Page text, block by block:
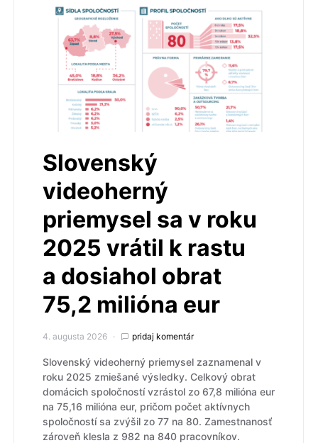
Slovenský
videoherný
priemysel sa v roku
2025 vrátil k rastu
a dosiahol obrat
75,2 milióna eur
4. augusta 2026 pridaj komentár
Slovenský videoherný priemysel zaznamenal v
roku 2025 zmiešané výsledky. Celkový obrat
domácich spoločností vzrástol zo 67,8 milióna eur
na 75,16 milióna eur, pričom počet aktívnych
spoločností sa zvýšil zo 77 na 80. Zamestnanosť
zároveň klesla z 982 na 840 pracovníkov.